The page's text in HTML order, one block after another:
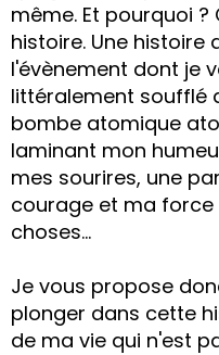
même. Et pourquoi
histoire. Une histoire
l'évènement dont je
littéralement soufflé
bombe atomique
laminant mon
mes sourires, une
courage et ma force
choses...
Je vous propose
plonger dans cette
de ma vie qui n'est